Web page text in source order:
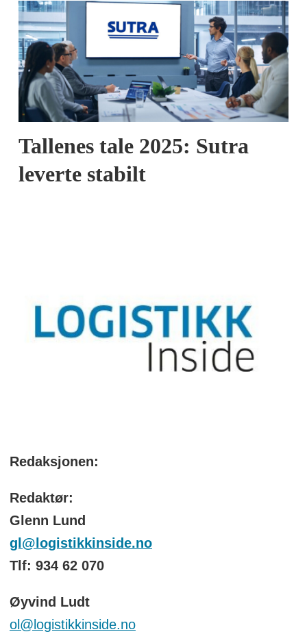
Tallenes tale 2025: Sutra
leverte stabilt
Redaksjonen:
Redaktør:
Glenn Lund
gl@logistikkinside.no
Tlf: 934 62 070
Øyvind Ludt
ol@logistikkinside.no